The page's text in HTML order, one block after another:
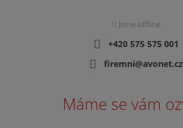
Jsme offline
+420 575 575 001
firemni@avonet.cz
Máme se vám